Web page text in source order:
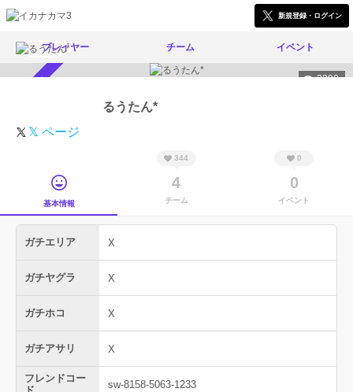
新規登録・ログイン
プレイヤー チーム イベント
2290
るうたん*
𝕏 ページ
基本情報
344
4
チーム
0
0
イベント
ガチエリア X
ガチヤグラ X
ガチホコ X
ガチアサリ X
フレンドコー
sw-8158-5063-1233